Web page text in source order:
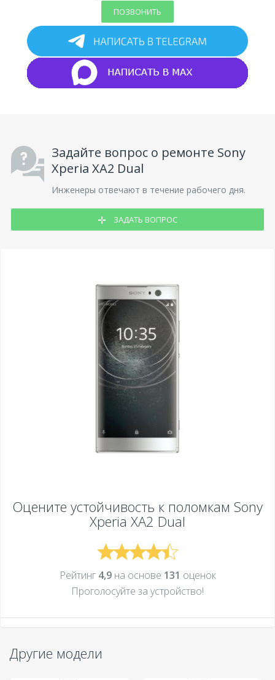
ПОЗВОНИТЬ
Задайте вопрос о ремонте Sony
Xperia XA2 Dual
Инженеры отвечают в течение рабочего дня.
ЗАДАТЬ ВОПРОС
Оцените устойчивость к поломкам Sony
Xperia XA2 Dual
Рейтинг 4,9на основе 131 оценок
Проголосуйте за устройcтво!
Другие модели